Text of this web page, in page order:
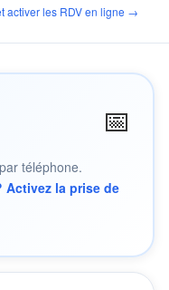
activer les RDV en ligne →
📅
téléphone.
Activez la prise de